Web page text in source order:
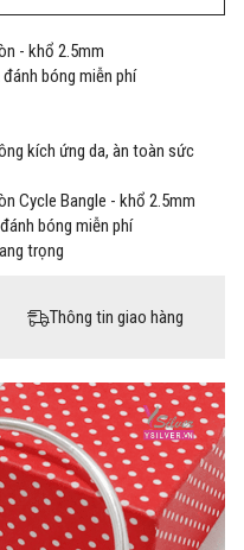
- khổ 2.5mm
bóng miễn phí
kích ứng da, àn toàn sức
Cycle Bangle - khổ 2.5mm
bóng miễn phí
trọng
Thông tin giao hàng